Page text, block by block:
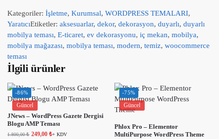
Kategoriler: İşletme, Kurumsal, WORDPRESS TEMALARI,
YaratıcıEtiketler: aksesuarlar, dekor, dekorasyon, duyarlı, duyarlı
mobilya teması, E-ticaret, ev dekorasyonu, iç mekan, mobilya,
mobilya mağazası, mobilya teması, modern, temiz, woocommerce
teması
İlgili ürünler
-86%
Güncel
JNews – WordPress Gazete Dergisi
Blogu AMP Teması
1.800,00₺ 249,00 ₺+ KDV
-75%
Güncel
Phlox Pro – Elementor
MultiPurpose WordPress Theme